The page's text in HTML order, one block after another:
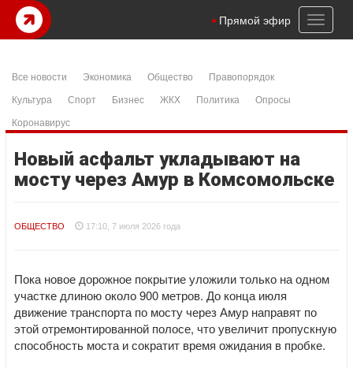
Toggle
Прямой эфир
Все новости Экономика Общество
Правопорядок
Культура
Спорт Бизнес ЖКХ Политика
Опросы
Коронавирус
Новый асфальт укладывают на
мосту через Амур в Комсомольске
ОБЩЕСТВО 17:10, 7 июля 2026 года
Пока новое дорожное покрытие уложили только на одном
участке длиною около 900 метров. До конца июля
движение транспорта по мосту через Амур направят по
этой отремонтированной полосе, что увеличит пропускную
способность моста и сократит время ожидания в пробке.